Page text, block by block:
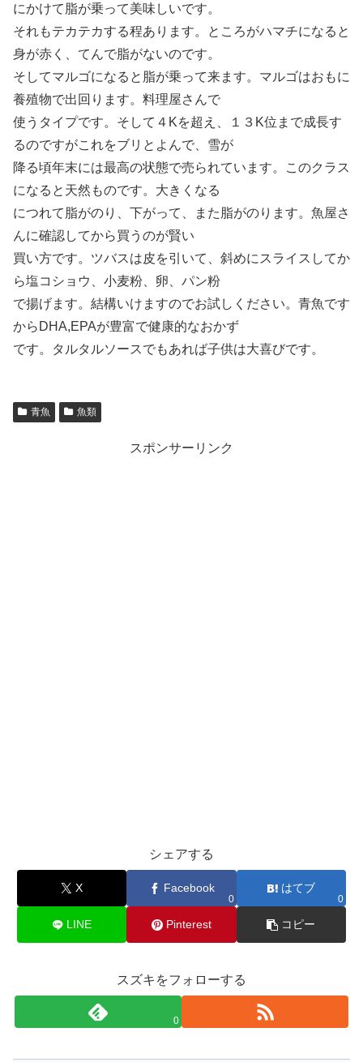
にかけて脂が乗って美味しいです。
それもテカテカする程あります。ところがハマチになると
身が赤く、てんで脂がないのです。
そしてマルゴになると脂が乗って来ます。マルゴはおもに
養殖物で出回ります。料理屋さんで
使うタイプです。そして４Kを超え、１３K位まで成長す
るのですがこれをブリとよんで、雪が
降る頃年末には最高の状態で売られています。このクラス
になると天然ものです。大きくなる
につれて脂がのり、下がって、また脂がのります。魚屋さ
んに確認してから買うのが賢い
買い方です。ツバスは皮を引いて、斜めにスライスしてか
ら塩コショウ、小麦粉、卵、パン粉
で揚げます。結構いけますのでお試しください。青魚です
からDHA,EPAが豊富で健康的なおかず
です。タルタルソースでもあれば子供は大喜びです。
青魚 魚類
スポンサーリンク
シェアする
X Facebook
0
はてブ
0
LINE Pinterest コピー
スズキをフォローする
0